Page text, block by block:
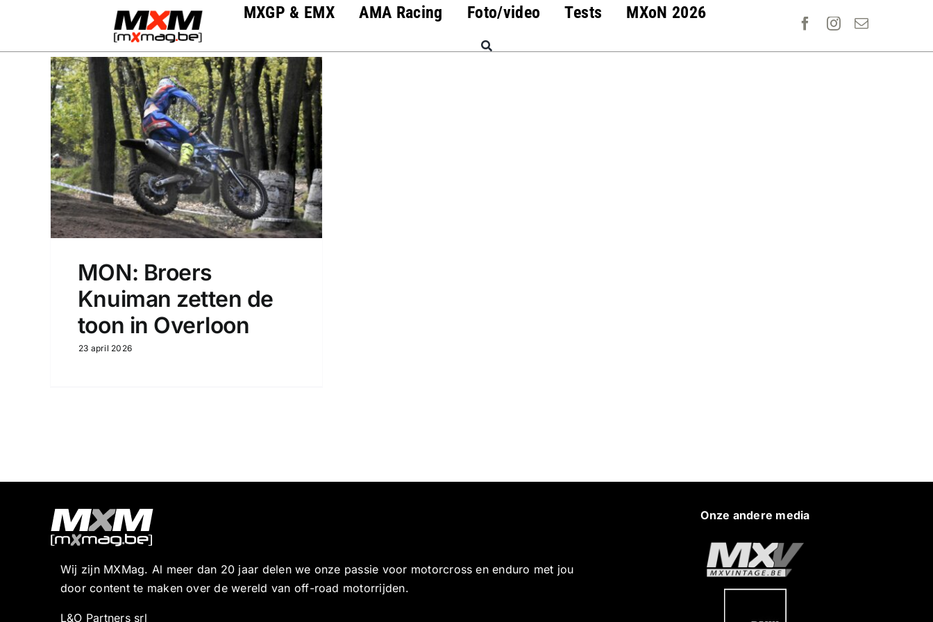
MXGP & EMX AMA Racing Foto/video Tests MXoN 2026
MON: Broers
Knuiman zetten de
toon in Overloon
23 april 2026
Wij zijn MXMag. Al meer dan 20 jaar delen we onze passie voor motorcross en enduro met jou
door content te maken over de wereld van off-road motorrijden.
L&O Partners srl
Onze andere media